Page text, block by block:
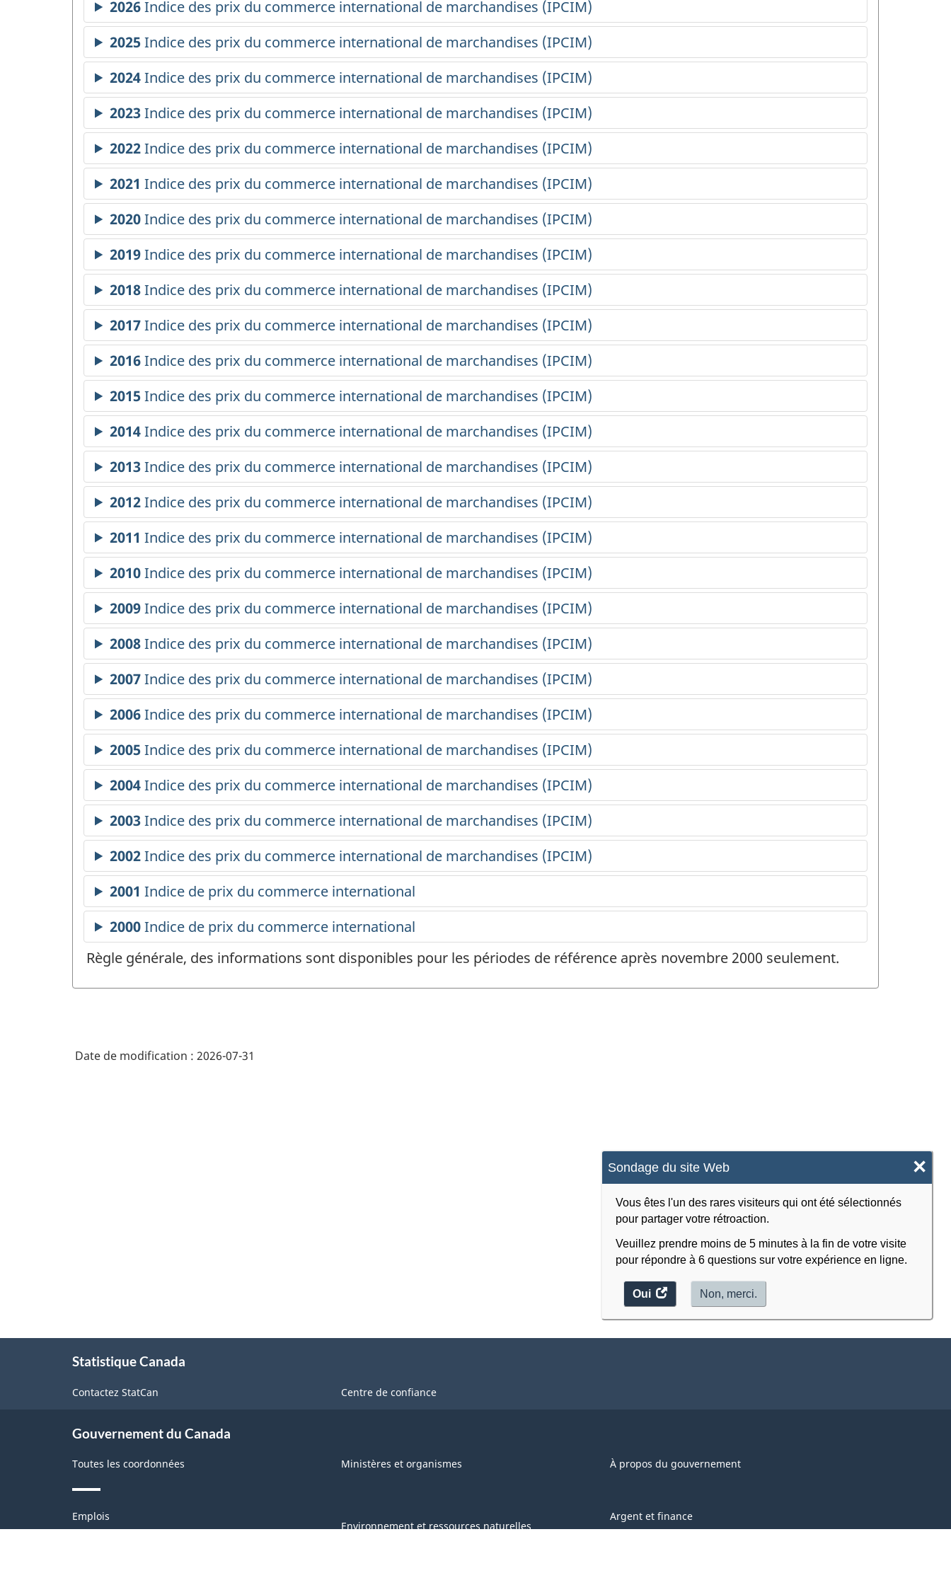
Sondage du site Web ×
Vous êtes l'un des rares visiteurs qui ont été sélectionnés
pour partager votre rétroaction.
Veuillez prendre moins de 5 minutes à la fin de votre visite
pour répondre à 6 questions sur votre expérience en ligne.
Oui
accéder
au
Non, merci.
Règle générale, des informations sont disponibles pour les périodes de référence après novembre 2000 seulement.
Date de modification : 2026-07-31
Statistique Canada
Contactez StatCan Centre de confiance
Gouvernement du Canada
Toutes les coordonnées Ministères et organismes À propos du gouvernement
Thèmes
et
Emplois
Environnement et ressources naturelles
Argent et finance